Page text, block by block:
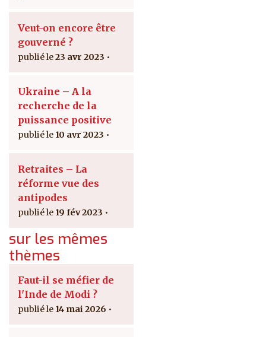
Veut-on encore être
gouverné ?
23 avr 2023
Ukraine – A la
recherche de la
puissance positive
10 avr 2023
Retraites – La
réforme vue des
antipodes
19 fév 2023
sur les mêmes
thèmes
Faut-il se méfier de
l'Inde de Modi ?
14 mai 2026